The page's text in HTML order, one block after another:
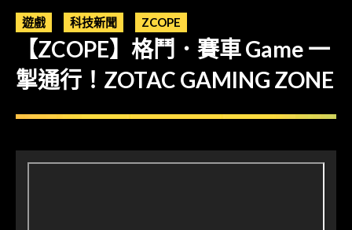
遊戲 科技新聞 ZCOPE
【ZCOPE】格鬥．賽車 Game 一
掣通行！ZOTAC GAMING ZONE